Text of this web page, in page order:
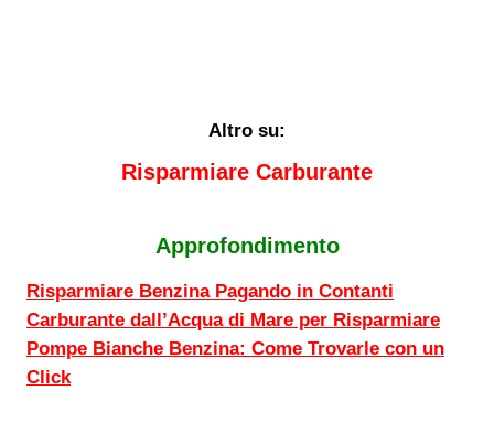
Altro su:
Risparmiare Carburante
Approfondimento
Risparmiare Benzina Pagando in Contanti
Carburante dall’Acqua di Mare per Risparmiare
Pompe Bianche Benzina: Come Trovarle con un
Click